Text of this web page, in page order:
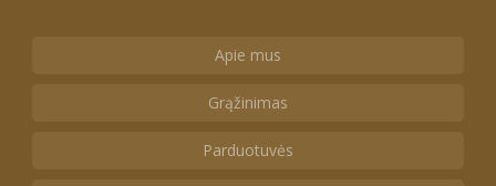
Apie mus
Grąžinimas
Parduotuvės